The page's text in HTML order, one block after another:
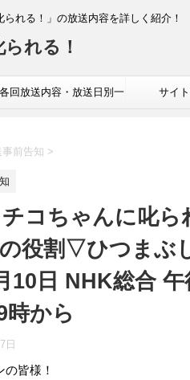
れる！」の放送内容を詳しく紹介！
れる！
各回放送内容・放送日別一 サイ
前告知 >
チコちゃんに叱
役割▽ひつまぶ
10日 NHK総合
時から
日
皆様！